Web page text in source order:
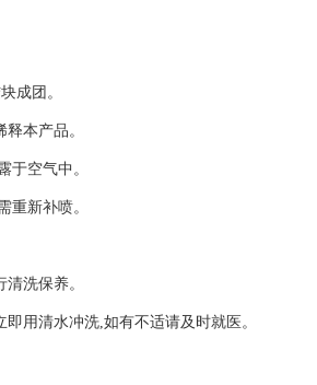
成团。
本产品。
于空气中。
重新补喷。
洗保养。
用清水冲洗,如有不适请及时就医。